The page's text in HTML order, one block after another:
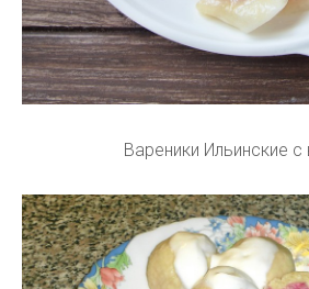
Вареники Ильинские